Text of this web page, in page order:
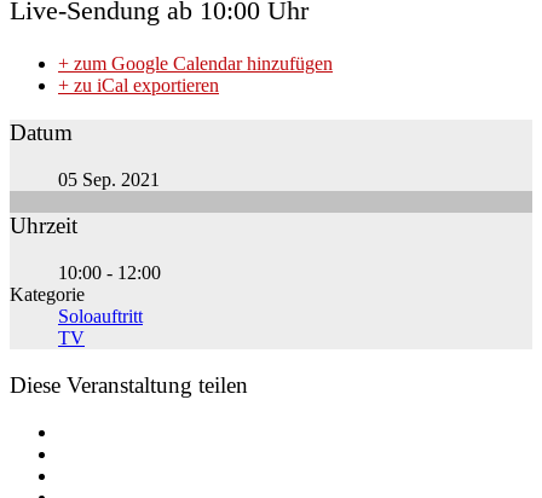
Live-Sendung ab 10:00 Uhr
+ zum Google Calendar hinzufügen
+ zu iCal exportieren
Datum
05 Sep. 2021
Uhrzeit
10:00 - 12:00
Kategorie
Soloauftritt
TV
Diese Veranstaltung teilen